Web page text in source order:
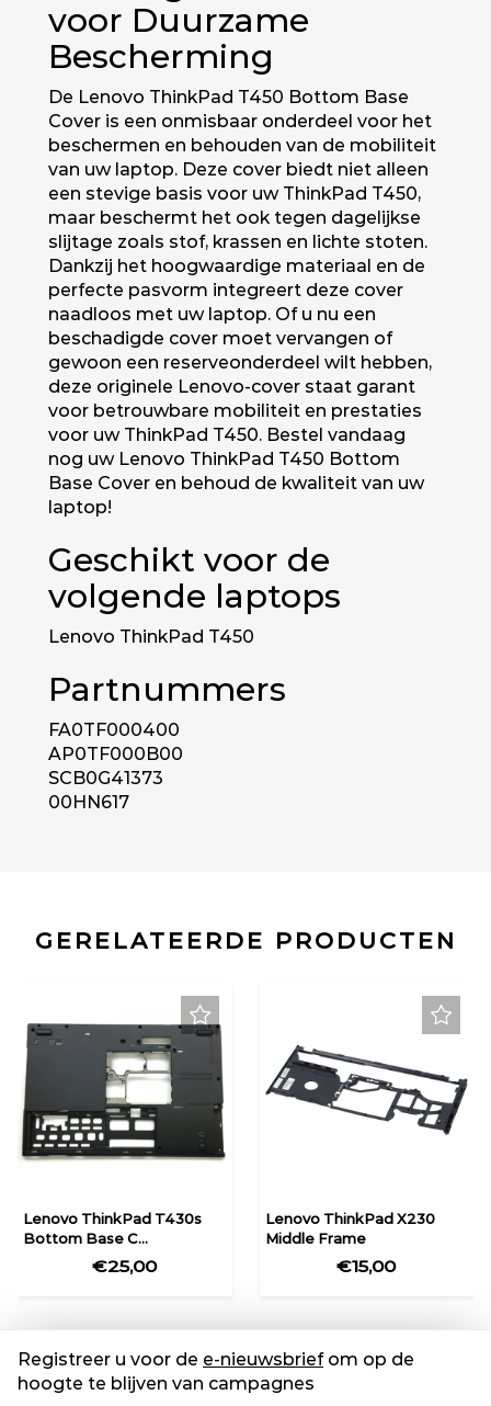
voor Duurzame
Bescherming
De Lenovo ThinkPad T450 Bottom Base
Cover is een onmisbaar onderdeel voor het
beschermen en behouden van de mobiliteit
van uw laptop. Deze cover biedt niet alleen
een stevige basis voor uw ThinkPad T450,
maar beschermt het ook tegen dagelijkse
slijtage zoals stof, krassen en lichte stoten.
Dankzij het hoogwaardige materiaal en de
perfecte pasvorm integreert deze cover
naadloos met uw laptop. Of u nu een
beschadigde cover moet vervangen of
gewoon een reserveonderdeel wilt hebben,
deze originele Lenovo-cover staat garant
voor betrouwbare mobiliteit en prestaties
voor uw ThinkPad T450. Bestel vandaag
nog uw Lenovo ThinkPad T450 Bottom
Base Cover en behoud de kwaliteit van uw
laptop!
Geschikt voor de
volgende laptops
Lenovo ThinkPad T450
Partnummers
FA0TF000400
AP0TF000B00
SCB0G41373
00HN617
GERELATEERDE PRODUCTEN
Lenovo ThinkPad T430s
Bottom Base C...
€25,00
Lenovo ThinkPad X230
Middle Frame
€15,00
Registreer u voor de e-nieuwsbriefom op de
hoogte te blijven van campagnes